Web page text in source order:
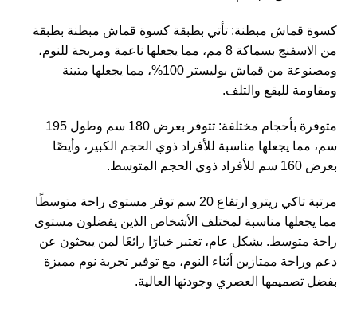
كسوة قماش مبطنة: تأتي بطبقة كسوة قماش مبطنة بطبقة
من الاسفنج بسماكة 8 مم، مما يجعلها ناعمة ومريحة للنوم،
ومصنوعة من قماش بوليستر 100%، مما يجعلها متينة
ومقاومة للبقع والتلف.
متوفرة بأحجام مختلفة: تتوفر بعرض 180 سم وطول 195
سم، مما يجعلها مناسبة للأفراد ذوي الحجم الكبير، وأيضًا
بعرض 160 سم للأفراد ذوي الحجم المتوسط.
مرتبة تاكي ريترو ارتفاع 20 سم توفر مستوى راحة متوسطًا
مما يجعلها مناسبة لمختلف الأشخاص الذين يفضلون مستوى
راحة متوسط. بشكل عام، تعتبر خيارًا رائعًا لمن يبحثون عن
دعم وراحة ممتازين أثناء النوم، مع توفير تجربة نوم مميزة
بفضل تصميمها العصري وجودتها العالية.